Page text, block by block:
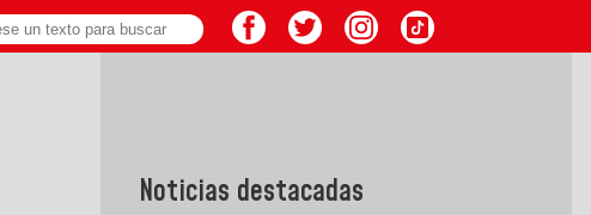
Noticias destacadas